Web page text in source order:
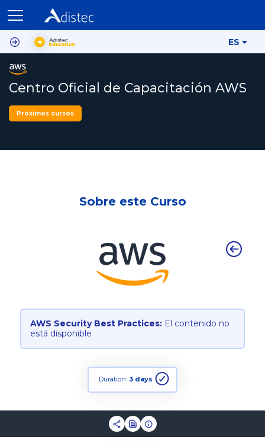
ES
Centro Oficial de Capacitación AWS
Próximos cursos
Sobre este Curso
AWS Security Best Practices: El contenido no
está disponible
Duration: 3 days